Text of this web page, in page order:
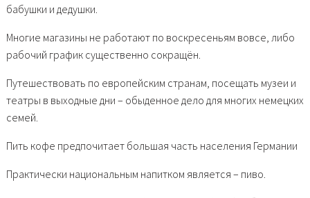
бабушки и дедушки.
Многие магазины не работают по воскресеньям вовсе, либо
рабочий график существенно сокращён.
Путешествовать по европейским странам, посещать музеи и
театры в выходные дни – обыденное дело для многих немецких
семей.
Пить кофе предпочитает большая часть населения Германии
Практически национальным напитком является – пиво.